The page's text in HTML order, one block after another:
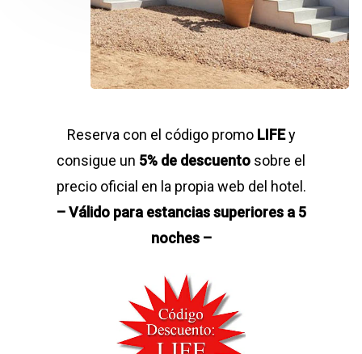
Reserva con el código promo LIFEy
consigue un 5% de descuento sobre el
precio oficial en la propia web del hotel.
– Válido para estancias superiores a 5
noches –